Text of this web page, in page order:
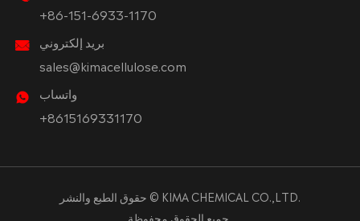
+86-151-6933-1170
بريد إلكتروني
sales@kimacellulose.com
واتساب
+8615169331170
حقوق الطبع والنشر © KIMA CHEMICAL CO.,LTD.